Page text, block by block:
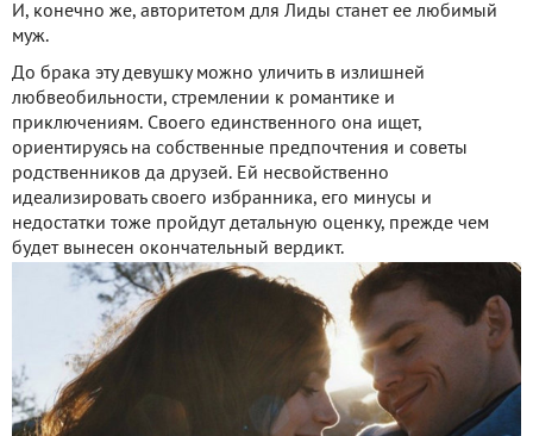
И, конечно же, авторитетом для Лиды станет ее любимый
муж.
До брака эту девушку можно уличить в излишней
любвеобильности, стремлении к романтике и
приключениям. Своего единственного она ищет,
ориентируясь на собственные предпочтения и советы
родственников да друзей. Ей несвойственно
идеализировать своего избранника, его минусы и
недостатки тоже пройдут детальную оценку, прежде чем
будет вынесен окончательный вердикт.